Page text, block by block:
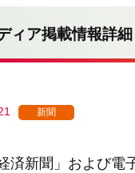
ィア掲載情報詳細
新聞
済新聞」および